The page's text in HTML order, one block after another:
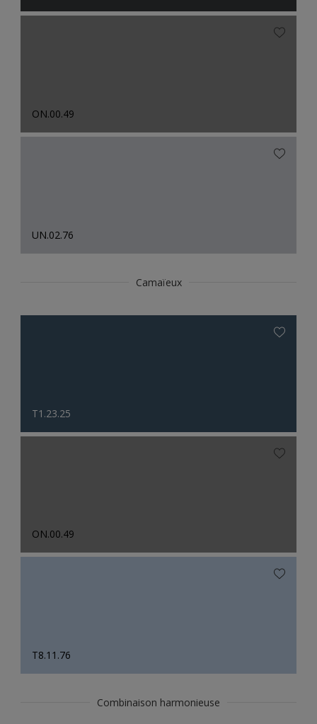
ON.00.49
UN.02.76
Camaïeux
T1.23.25
ON.00.49
T8.11.76
Combinaison harmonieuse